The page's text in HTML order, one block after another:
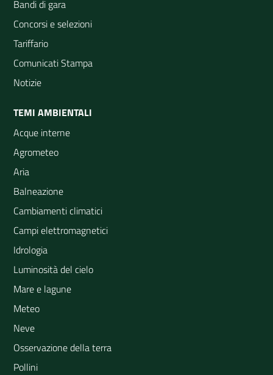
Bandi di gara
Concorsi e selezioni
Tariffario
Comunicati Stampa
Notizie
TEMI AMBIENTALI
Acque interne
Agrometeo
Aria
Balneazione
Cambiamenti climatici
Campi elettromagnetici
Idrologia
Luminosità del cielo
Mare e lagune
Meteo
Neve
Osservazione della terra
Pollini